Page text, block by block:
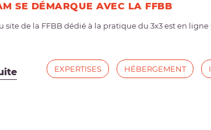
SE DÉMARQUE AVEC LA FFBB
site de la FFBB dédié à la pratique du 3x3 est en
EXPERTISES HÉBERGEMENT